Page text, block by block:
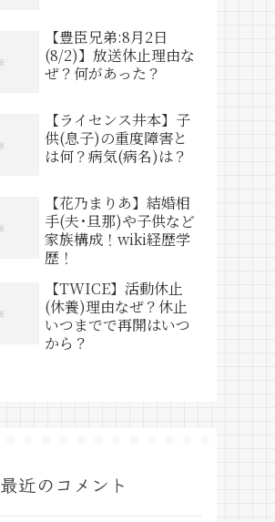
【豊臣兄弟:8月2日
(8/2)】放送休止理由な
ぜ？何があった？
【ライセンス井本】子
供(息子)の重度障害と
は何？病気(病名)は？
【花乃まりあ】結婚相
手(夫･旦那)や子供など
家族構成！wiki経歴学
歴！
【TWICE】活動休止
(休養)理由なぜ？休止
いつまでで再開はいつ
から？
最近のコメント